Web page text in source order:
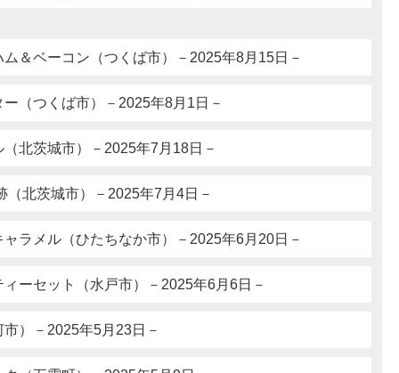
＆ベーコン（つくば市）－2025年8月15日－
（つくば市）－2025年8月1日－
北茨城市）－2025年7月18日－
（北茨城市）－2025年7月4日－
ラメル（ひたちなか市）－2025年6月20日－
ーセット（水戸市）－2025年6月6日－
）－2025年5月23日－